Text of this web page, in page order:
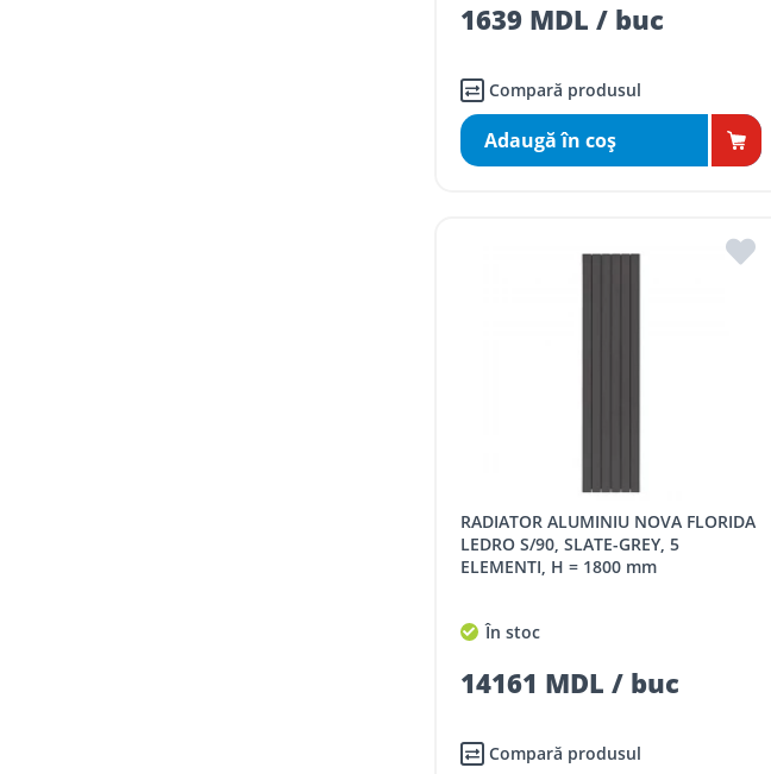
1639 MDL / buc
Compară produsul
Adaugă în coş
RADIATOR ALUMINIU NOVA FLORIDA
LEDRO S/90, SLATE-GREY, 5
ELEMENTI, H = 1800 mm
În stoc
14161 MDL / buc
Compară produsul